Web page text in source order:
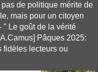
pas de politique mérite de
mais pour un citoyen
" Le goût de la vérité
Pâques 2025:
fidèles lecteurs ou